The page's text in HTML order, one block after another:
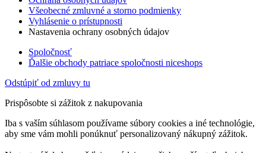
Všeobecné zmluvné a storno podmienky
Vyhlásenie o prístupnosti
Nastavenia ochrany osobných údajov
Spoločnosť
Ďalšie obchody patriace spoločnosti niceshops
Odstúpiť od zmluvy tu
Prispôsobte si zážitok z nakupovania
Iba s vaším súhlasom používame súbory cookies a iné technológie,
aby sme vám mohli ponúknuť personalizovaný nákupný zážitok.